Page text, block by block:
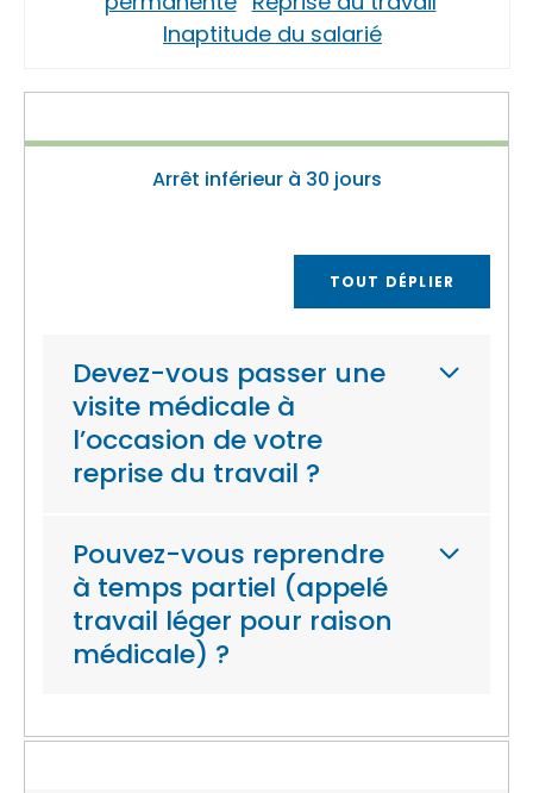
Inaptitude du salarié
Arrêt inférieur à 30 jours
TOUT DÉPLIER
Devez-vous passer une
visite médicale à
l’occasion de votre
reprise du travail ?
Pouvez-vous reprendre
à temps partiel (appelé
travail léger pour raison
médicale) ?